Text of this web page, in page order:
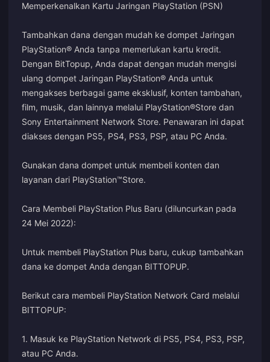
Memperkenalkan Kartu Jaringan PlayStation (PSN)
Tambahkan dana dengan mudah ke dompet Jaringan
PlayStation® Anda tanpa memerlukan kartu kredit.
Dengan BitTopup, Anda dapat dengan mudah mengisi
ulang dompet Jaringan PlayStation® Anda untuk
mengakses berbagai game eksklusif, konten tambahan,
film, musik, dan lainnya melalui PlayStation®Store dan
Sony Entertainment Network Store. Penawaran ini dapat
diakses dengan PS5, PS4, PS3, PSP, atau PC Anda.
Gunakan dana dompet untuk membeli konten dan
layanan dari PlayStation™Store.
Cara Membeli PlayStation Plus Baru (diluncurkan pada
24 Mei 2022):
Untuk membeli PlayStation Plus baru, cukup tambahkan
dana ke dompet Anda dengan BITTOPUP.
Berikut cara membeli PlayStation Network Card melalui
BITTOPUP:
1. Masuk ke PlayStation Network di PS5, PS4, PS3, PSP,
atau PC Anda.